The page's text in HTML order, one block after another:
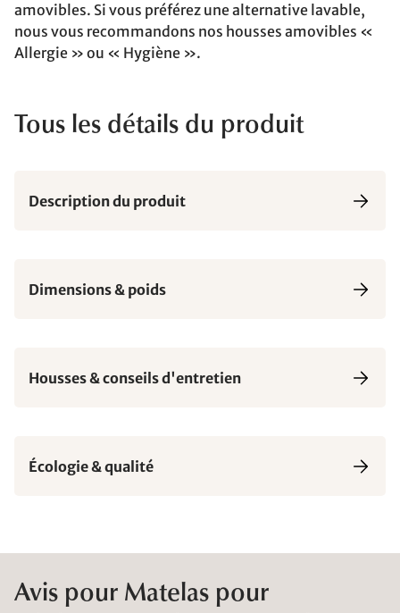
amovibles. Si vous préférez une alternative lavable,
nous vous recommandons nos housses amovibles «
Allergie » ou « Hygiène ».
Tous les détails du produit
Description du produit
Dimensions & poids
Housses & conseils d'entretien
Écologie & qualité
Avis pour Matelas pour